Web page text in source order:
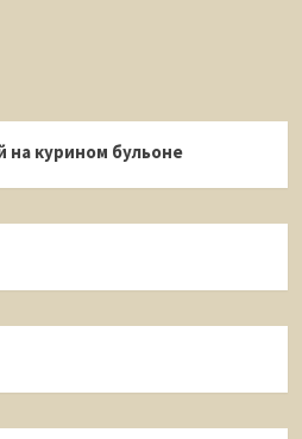
на курином бульоне